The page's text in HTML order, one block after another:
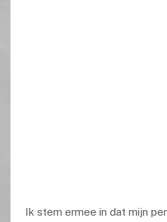
Ik stem ermee in dat mijn